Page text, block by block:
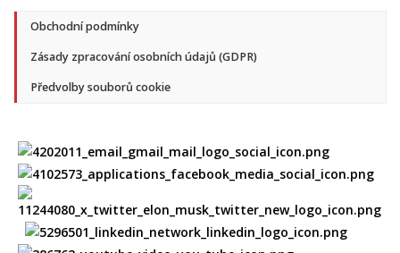
Obchodní podmínky
Zásady zpracování osobních údajů (GDPR)
Předvolby souborů cookie